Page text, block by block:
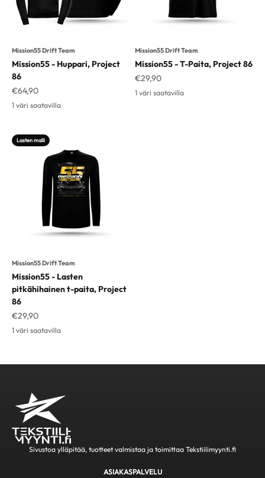
Mission55 Drift Team
Mission55 - Huppari, Project
86
Alennushinta
€64,90
1 väri saatavilla
Mission55 Drift Team
Mission55 - T-Paita, Project 86
Alennushinta
€29,90
1 väri saatavilla
Lasten malli
Mission55 Drift Team
Mission55 - Lasten
pitkähihainen t-paita, Project
86
Alennushinta
€29,90
1 väri saatavilla
Sivustoa ylläpitää, tuotteet valmistaa ja toimittaa Tekstiilimyynti.fi
ASIAKASPALVELU